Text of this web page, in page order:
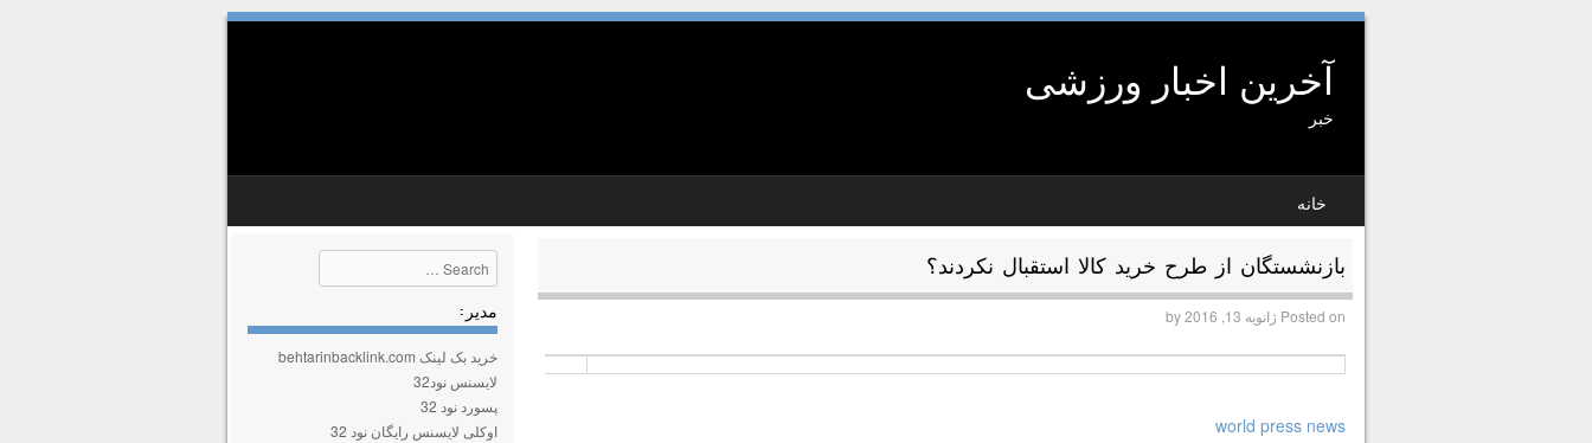
آخرین اخبار ورزشی
خبر
MENU
SKIP TO CONTENT
خانه
بازنشستگان از طرح خرید کالا استقبال نکردند؟
Posted on ژانویه 13, 2016 by
world press news
Search
مدیر :
خرید بک لینک behtarinbacklink.com
لایسنس نود32
پسورد نود 32
اوکلی لایسنس رایگان نود 32